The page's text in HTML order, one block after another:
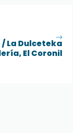
La Dulceteka
El Coronil